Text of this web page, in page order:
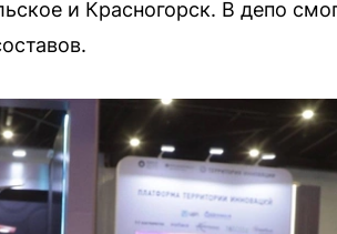
и Красногорск. В депо